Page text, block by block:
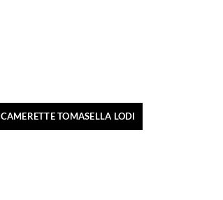
CAMERETTE TOMASELLA LODI